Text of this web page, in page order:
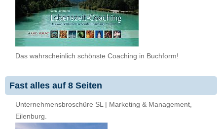
Das wahrscheinlich schönste Coaching in Buchform!
Fast alles auf 8 Seiten
Unternehmensbroschüre SL | Marketing & Management,
Eilenburg.